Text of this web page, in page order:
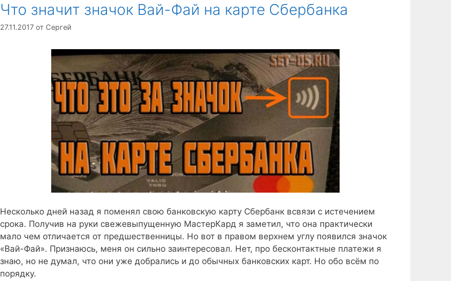
Что значит значок Вай-Фай на карте Сбербанка
27.11.2017 от Сергей
Несколько дней назад я поменял свою банковскую карту Сбербанк всвязи с истечением
срока. Получив на руки свежевыпущенную МастерКард я заметил, что она практически
мало чем отличается от предшественницы. Но вот в правом верхнем углу появился значок
«Вай-Фай». Признаюсь, меня он сильно заинтересовал. Нет, про бесконтактные платежи я
знаю, но не думал, что они уже добрались и до обычных банковских карт. Но обо всём по
порядку.